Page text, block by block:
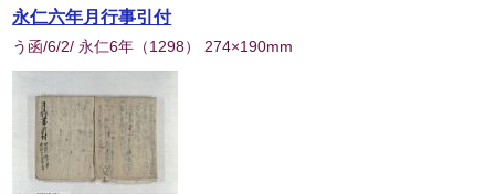
永仁六年月行事引付
う函/6/2/ 永仁6年 （1298） 274×190mm